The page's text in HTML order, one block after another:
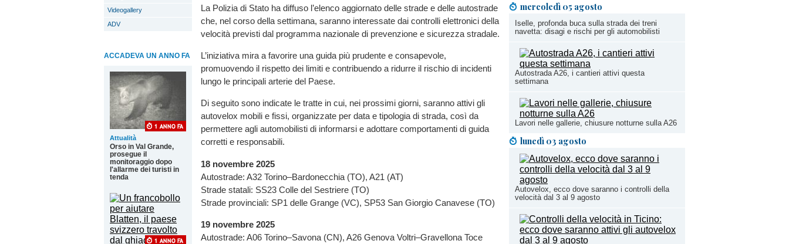
mercoledì 05 agosto
Iselle, profonda buca sulla strada dei treni
navetta: disagi e rischi per gli automobilisti
Autostrada A26, i cantieri attivi questa
settimana
Lavori nelle gallerie, chiusure notturne sulla A26
lunedì 03 agosto
Autovelox, ecco dove saranno i controlli della
velocità dal 3 al 9 agosto
Videogallery
ADV
ACCADEVA UN ANNO FA
Attualità
Orso in Val Grande,
prosegue il
monitoraggio dopo
l'allarme dei turisti in
tenda
La Polizia di Stato ha diffuso l’elenco aggiornato delle strade e delle autostrade
che, nel corso della settimana, saranno interessate dai controlli elettronici della
velocità previsti dal programma nazionale di prevenzione e sicurezza stradale.
L’iniziativa mira a favorire una guida più prudente e consapevole,
promuovendo il rispetto dei limiti e contribuendo a ridurre il rischio di incidenti
lungo le principali arterie del Paese.
Di seguito sono indicate le tratte in cui, nei prossimi giorni, saranno attivi gli
autovelox mobili e fissi, organizzate per data e tipologia di strada, così da
permettere agli automobilisti di informarsi e adottare comportamenti di guida
corretti e responsabili.
18 novembre 2025
Autostrade: A32 Torino–Bardonecchia (TO), A21 (AT)
Strade statali: SS23 Colle del Sestriere (TO)
Strade provinciali: SP1 delle Grange (VC), SP53 San Giorgio Canavese (TO)
19 novembre 2025
Autostrade: A06 Torino–Savona (CN), A26 Genova Voltri–Gravellona Toce